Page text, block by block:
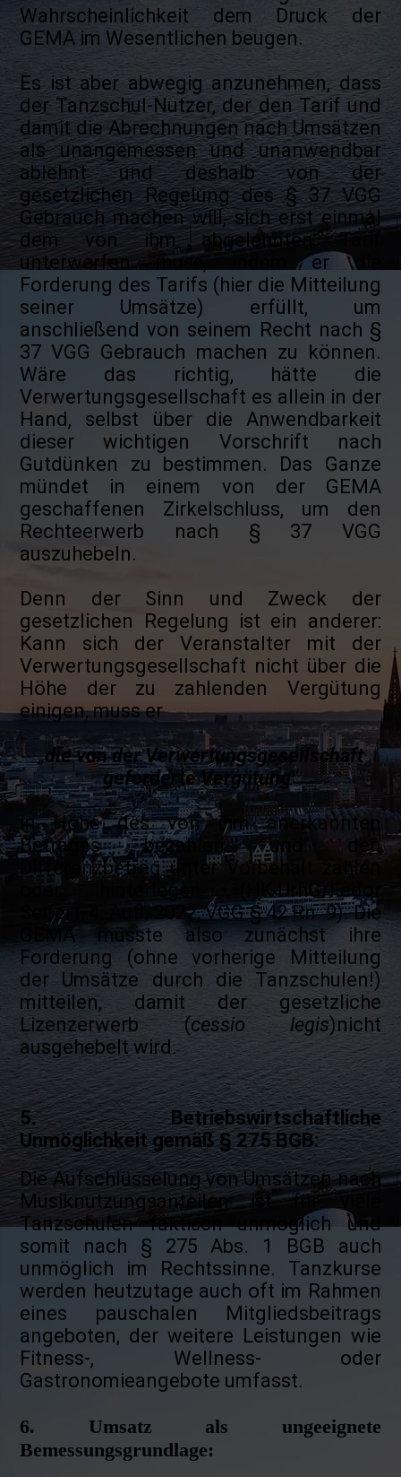
Wahrscheinlichkeit dem Druck der
GEMA im Wesentlichen beugen.
Es ist aber abwegig anzunehmen, dass
der Tanzschul-Nutzer, der den Tarif und
damit die Abrechnungen nach Umsätzen
als unangemessen und unanwendbar
ablehnt und deshalb von der
gesetzlichen Regelung des § 37 VGG
Gebrauch machen will, sich erst einmal
dem von ihm abgelehnten Tarif
unterwerfen muss, indem er die
Forderung des Tarifs (hier die Mitteilung
seiner Umsätze) erfüllt, um
anschließend von seinem Recht nach §
37 VGG Gebrauch machen zu können.
Wäre das richtig, hätte die
Verwertungsgesellschaft es allein in der
Hand, selbst über die Anwendbarkeit
dieser wichtigen Vorschrift nach
Gutdünken zu bestimmen. Das Ganze
mündet in einem von der GEMA
geschaffenen Zirkelschluss, um den
Rechteerwerb nach § 37 VGG
auszuhebeln.
Denn der Sinn und Zweck der
gesetzlichen Regelung ist ein anderer:
Kann sich der Veranstalter mit der
Verwertungsgesellschaft nicht über die
Höhe der zu zahlenden Vergütung
einigen, muss er
„die von der Verwertungsgesellschaft
geforderte Vergütung“
in Höhe des von ihm anerkannten
Betrages bezahlen und den
Differenzbetrag unter Vorbehalt zahlen
oder hinterlegen (HK-UrhG/Fedor
Seifert, 4. Aufl. 2022, VGG § 42 Rn. 9). Die
GEMA müsste also zunächst ihre
Forderung (ohne vorherige Mitteilung
der Umsätze durch die Tanzschulen!)
mitteilen, damit der gesetzliche
Lizenzerwerb (cessio legis)nicht
ausgehebelt wird.
5. Betriebswirtschaftliche
Unmöglichkeit gemäß § 275 BGB:
Die Aufschlüsselung von Umsätzen nach
Musiknutzungsanteilen ist für viele
Tanzschulen faktisch unmöglich und
somit nach § 275 Abs. 1 BGB auch
unmöglich im Rechtssinne. Tanzkurse
werden heutzutage auch oft im Rahmen
eines pauschalen Mitgliedsbeitrags
angeboten, der weitere Leistungen wie
Fitness-, Wellness- oder
Gastronomieangebote umfasst.
6. Umsatz als ungeeignete
Bemessungsgrundlage: